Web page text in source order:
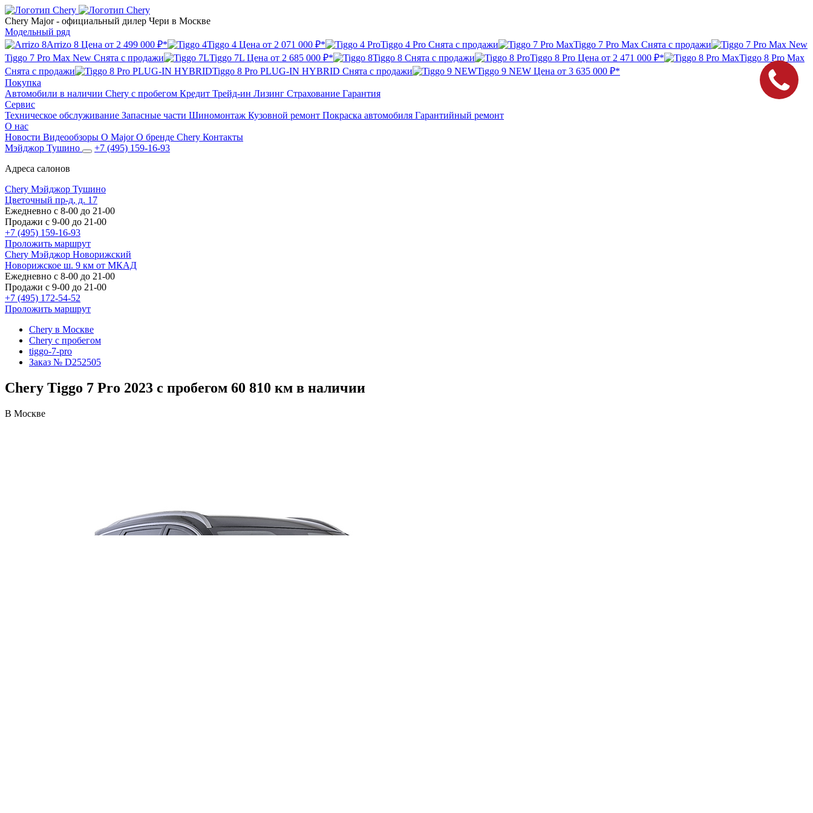
Chery Major- официальный дилер Чери в Москве
Модельный ряд
Arrizo 8 Цена от 2 499 000 ₽* Tiggo 4 Цена от 2 071 000 ₽* Tiggo 4 Pro Снята с продажи Tiggo 7 Pro Max Снята с продажи
Tiggo 7 Pro Max New Снята с продажи Tiggo 7L Цена от 2 685 000 ₽* Tiggo 8 Снята с продажи Tiggo 8 Pro Цена от 2 471 000 ₽*
Tiggo 8 Pro Max
Снята с продажи
Tiggo 8 Pro PLUG-IN HYBRID Снята с продажи Tiggo 9 NEW Цена от 3 635 000 ₽*
Покупка
Автомобили в наличии Chery с пробегом Кредит Трейд-ин Лизинг Страхование Гарантия
Сервис
Техническое обслуживание Запасные части Шиномонтаж Кузовной ремонт Покраска автомобиля Гарантийный ремонт
О нас
Новости Видеообзоры О MajorО бренде Chery Контакты
Мэйджор Тушино
+7 (495) 159-16-93
Адреса салонов
Chery Мэйджор Тушино
Цветочный пр-д, д. 17
Ежедневно с 8-00 до 21-00
Продажи с 9-00 до 21-00
+7 (495) 159-16-93
Проложить маршрут
Chery Мэйджор Новорижский
Новорижское ш. 9 км от МКАД
Ежедневно с 8-00 до 21-00
Продажи с 9-00 до 21-00
+7 (495) 172-54-52
Проложить маршрут
Chery в Москве
Chery с пробегом
tiggo-7-pro
Заказ № D252505
Chery Tiggo 7 Pro 2023 с пробегом 60 810 км в наличии
В Москве